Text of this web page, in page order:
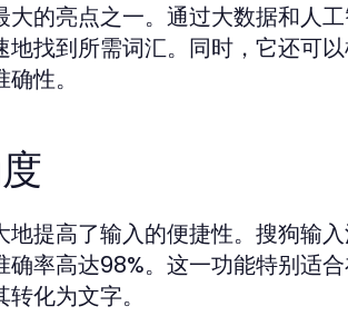
的亮点之一。通过大数据和人
找到所需词汇。同时，它还可
性。
提高了输入的便捷性。搜狗输
率高达98%。这一功能特别适
化为文字。